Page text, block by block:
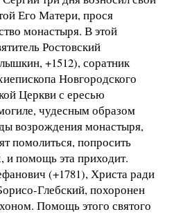
Его Матери, прося
монастыря. В этой
Ростовский
+1512), соратник
Новгородского
Церкви с ересью
чудесным образом
возрождения монастыря,
помолиться, попросить
помощь эта приходит.
(+1781), Христа ради
Глебский, похоронен
Помощь этого святого